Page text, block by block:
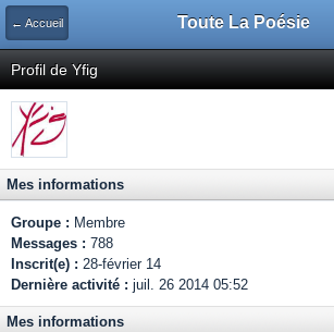
← Accueil Toute La Poésie
Profil de Yfig
Mes informations
Groupe : Membre
Messages : 788
Inscrit(e) : 28-février 14
Dernière activité : juil. 26 2014 05:52
Mes informations